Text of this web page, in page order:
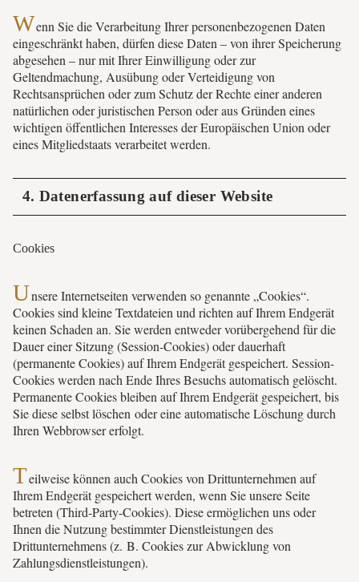
Wenn Sie die Verarbeitung Ihrer personenbezogenen Daten
eingeschränkt haben, dürfen diese Daten – von ihrer Speicherung
abgesehen – nur mit Ihrer Einwilligung oder zur
Geltendmachung, Ausübung oder Verteidigung von
Rechtsansprüchen oder zum Schutz der Rechte einer anderen
natürlichen oder juristischen Person oder aus Gründen eines
wichtigen öffentlichen Interesses der Europäischen Union oder
eines Mitgliedstaats verarbeitet werden.
4. Datenerfassung auf dieser Website
Cookies
Unsere Internetseiten verwenden so genannte „Cookies“.
Cookies sind kleine Textdateien und richten auf Ihrem Endgerät
keinen Schaden an. Sie werden entweder vorübergehend für die
Dauer einer Sitzung (Session-Cookies) oder dauerhaft
(permanente Cookies) auf Ihrem Endgerät gespeichert. Session-
Cookies werden nach Ende Ihres Besuchs automatisch gelöscht.
Permanente Cookies bleiben auf Ihrem Endgerät gespeichert, bis
Sie diese selbst löschen oder eine automatische Löschung durch
Ihren Webbrowser erfolgt.
Teilweise können auch Cookies von Drittunternehmen auf
Ihrem Endgerät gespeichert werden, wenn Sie unsere Seite
betreten (Third-Party-Cookies). Diese ermöglichen uns oder
Ihnen die Nutzung bestimmter Dienstleistungen des
Drittunternehmens (z. B. Cookies zur Abwicklung von
Zahlungsdienstleistungen).